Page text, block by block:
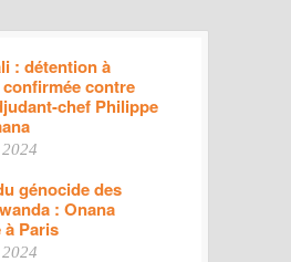
: détention à
contre
chef Philippe
génocide des
: Onana
à Paris